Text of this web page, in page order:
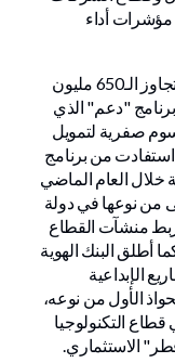
مؤشرات أداء
كما قدّم بنك قطر للتنمية خلال العام تمويلاً تجاوز الـ650 مليون
في إطار برنامج "دعم" الذي
صفرية لتمويل
من برنامج
خلال العام الماضي
من نوعها في دولة
منشآت القطاع
أطلق البنك الهوية
الإبداعية
الأول من نوعه،
التكنولوجيا
الاستثماري.